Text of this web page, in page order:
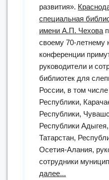
развития».
специальная
имени А.П. Чехова
своему 70-
конференции
руководители и
библиотек для
России, в том
Республики,
Республики,
Республики
Татарстан,
Осетия-Алания,
сотрудники
далее...